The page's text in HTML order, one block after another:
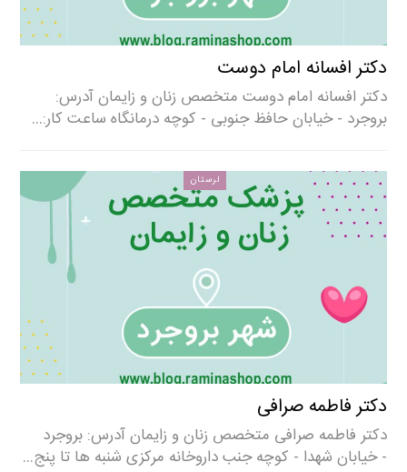
دکتر افسانه امام دوست
دکتر افسانه امام دوست متخصص زنان و زایمان آدرس:
بروجرد - خیابان حافظ جنوبی - کوچه درمانگاه ساعت کار:…
لرستان
دکتر فاطمه صرافی
دکتر فاطمه صرافی متخصص زنان و زایمان آدرس: بروجرد
- خیابان شهدا - کوچه جنب داروخانه مرکزی شنبه ها تا پنج…